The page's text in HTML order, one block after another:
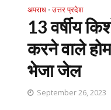
अपराध • उत्तर प्रदेश
13 वर्षीय
करने वाले
भेजा जेल
September 26, 2023